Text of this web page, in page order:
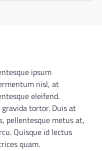
ipsum
nisl, at
eleifend.
tortor. Duis at
pellentesque metus at,
Quisque id lectus
quam.